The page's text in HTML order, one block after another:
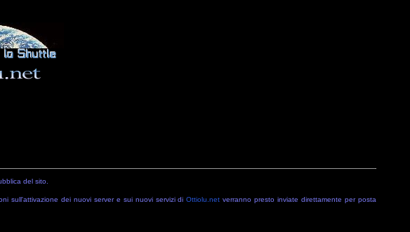
del sito.
sull'attivazione dei nuovi server e sui nuovi servizi diOttiolu.net verranno presto inviate direttamente per posta